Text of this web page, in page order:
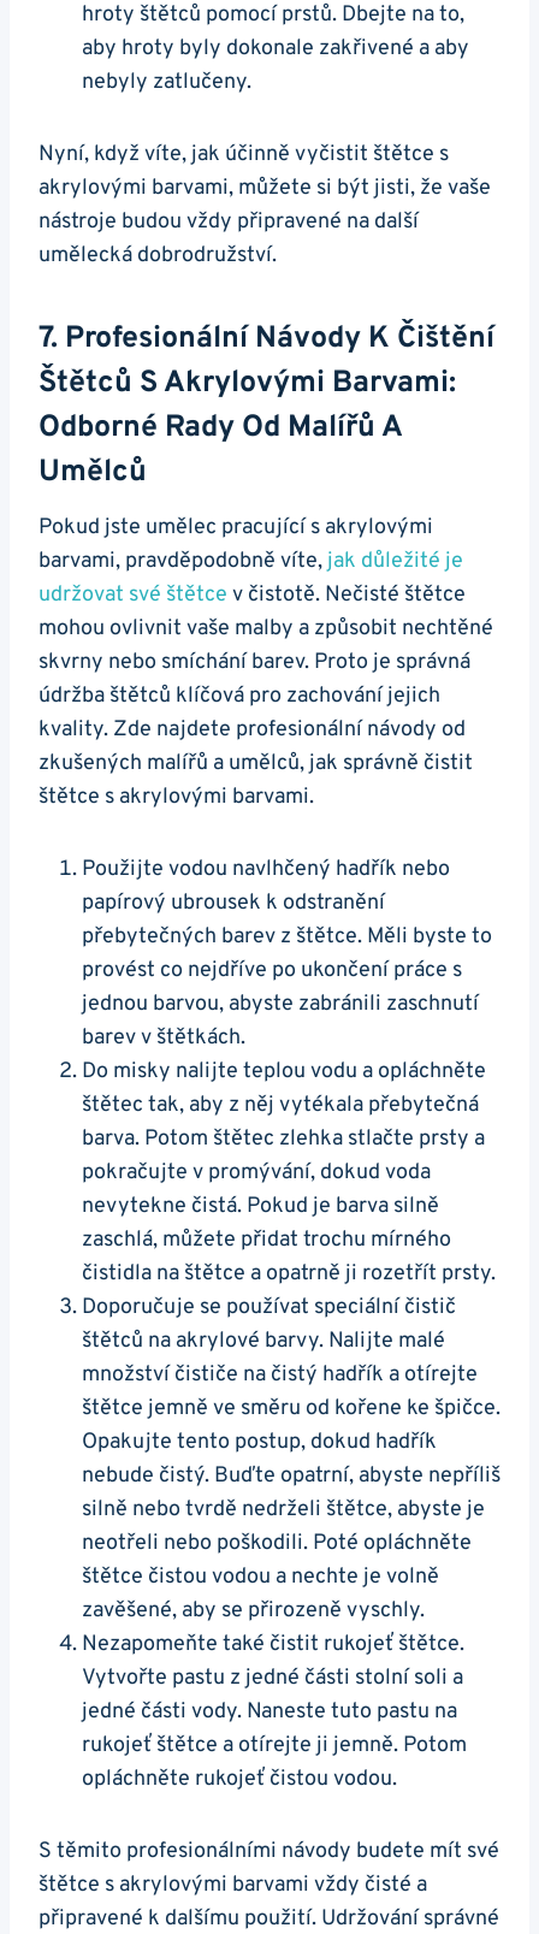
hroty štětců pomocí prstů.⁢ Dbejte na to,
aby ‌hroty ⁣byly dokonale zakřivené a aby
nebyly zatlučeny.
Nyní,⁤ když​ víte, jak účinně vyčistit štětce s
akrylovými barvami, můžete si být jisti,⁣ že vaše
nástroje budou⁣ vždy ⁤připravené na další
umělecká dobrodružství.
7. Profesionální Návody K Čištění
Štětců S Akrylovými Barvami:
Odborné Rady Od​ Malířů A
Umělců
Pokud jste umělec pracující ‍s akrylovými
barvami, pravděpodobně víte, jak důležité je
udržovat své⁢ štětce v čistotě.​ Nečisté štětce
mohou ovlivnit vaše malby a způsobit nechtěné
skvrny nebo smíchání barev. Proto je správná ​
údržba štětců klíčová pro zachování jejich
kvality. Zde najdete⁣ profesionální ‍návody od⁤
zkušených malířů a umělců, jak ⁤správně čistit
štětce⁢ s ​akrylovými barvami.
Použijte vodou⁢ navlhčený hadřík nebo
papírový ubrousek⁣ k odstranění
přebytečných barev z⁤ štětce. ‍Měli byste to
provést co nejdříve po⁣ ukončení práce s
jednou barvou, abyste zabránili zaschnutí
barev v štětkách.
Do misky nalijte teplou ⁢vodu a opláchněte
štětec tak,‍ aby z něj vytékala⁤ přebytečná
barva. Potom štětec zlehka stlačte ​prsty a
pokračujte v ​promývání, dokud voda⁤
nevytekne čistá. Pokud je barva silně
zaschlá, můžete‍ přidat trochu mírného
čistidla na štětce a opatrně ji rozetřít prsty.
Doporučuje se používat speciální čistič
štětců na akrylové barvy.⁣ Nalijte malé
množství čističe na čistý hadřík a otírejte
štětce jemně ve směru od ​kořene ke špičce.
Opakujte tento postup,⁣ dokud ⁢hadřík
nebude čistý. Buďte opatrní,‍ abyste nepříliš
silně nebo ‍tvrdě nedrželi⁣ štětce, abyste je
neotřeli nebo poškodili. Poté opláchněte
štětce čistou vodou a nechte je volně
zavěšené, aby se přirozeně vyschly.
Nezapomeňte také čistit rukojeť štětce.
Vytvořte pastu z ⁣jedné ‍části stolní soli ⁢a
jedné části vody. Naneste tuto pastu na
rukojeť štětce‍ a otírejte ji jemně. Potom
opláchněte rukojeť čistou vodou.
S těmito profesionálními návody budete ⁤mít své
štětce s akrylovými barvami vždy čisté a
připravené k⁢ dalšímu použití. Udržování správné